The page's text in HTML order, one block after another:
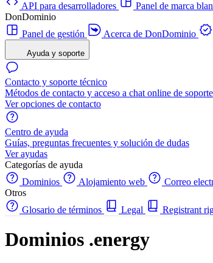
API para desarrolladores
Panel de marca
DonDominio
Panel de gestión
Acerca de DonDominio
Ayuda y soporte
Contacto y soporte técnico
Métodos de contacto y acceso a chat online de soporte
Ver opciones de contacto
Centro de ayuda
Guías, preguntas frecuentes y solución de dudas
Ver ayudas
Categorías de ayuda
Dominios
Alojamiento web Correo
Otros
Glosario de términos
Legal Registrant
Dominios .energy